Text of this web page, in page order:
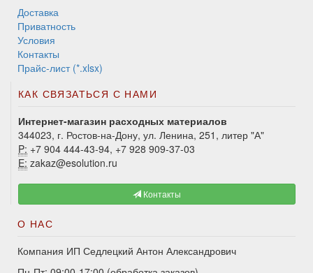
Доставка
Приватность
Условия
Контакты
Прайс-лист (*.xlsx)
КАК СВЯЗАТЬСЯ С НАМИ
Интернет-магазин расходных материалов
344023, г. Ростов-на-Дону, ул. Ленина, 251, литер "А"
P: +7 904 444-43-94, +7 928 909-37-03
E: zakaz@esolution.ru
Контакты
О НАС
Компания ИП Седлецкий Антон Александрович